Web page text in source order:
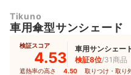
Tikuno
車用傘型サンシェード
検証スコア
4.53
車用サンシェー
検証8位/31商品
遮熱率の高さ 4.50 取りつけ・取り